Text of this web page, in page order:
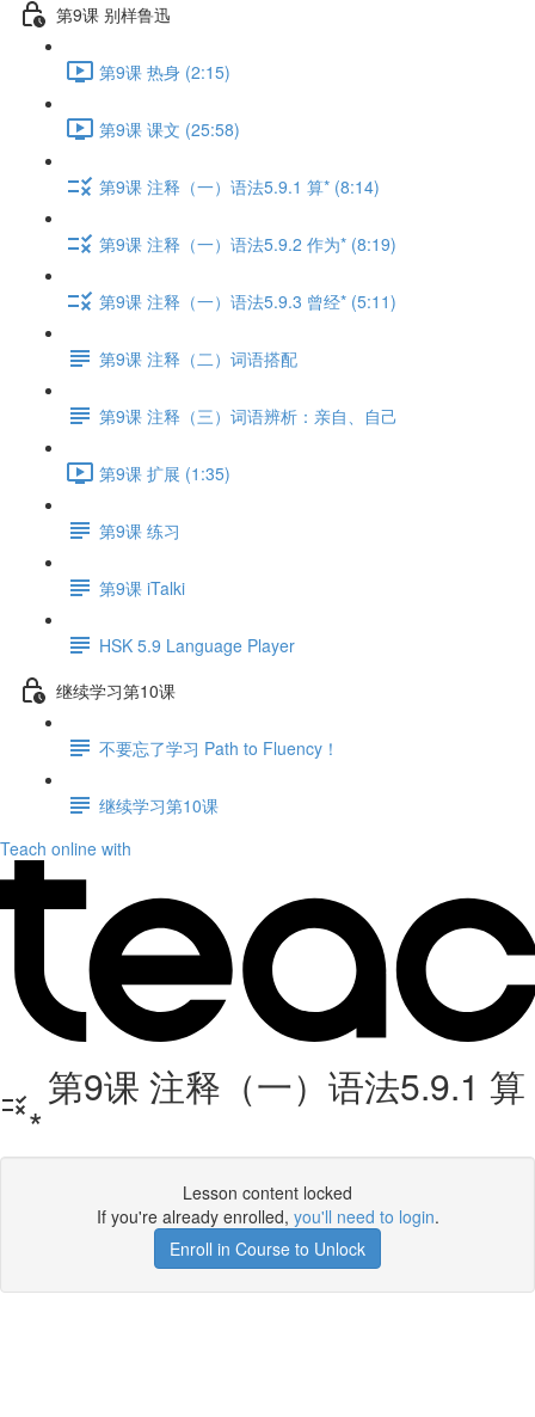
第9课 别样鲁迅
第9课 热身 (2:15)
第9课 课文 (25:58)
第9课 注释（一）语法5.9.1 算* (8:14)
第9课 注释（一）语法5.9.2 作为* (8:19)
第9课 注释（一）语法5.9.3 曾经* (5:11)
第9课 注释（二）词语搭配
第9课 注释（三）词语辨析：亲自、自己
第9课 扩展 (1:35)
第9课 练习
第9课 iTalki
HSK 5.9 Language Player
继续学习第10课
不要忘了学习 Path to Fluency！
继续学习第10课
Teach online with
第9课 注释（一）语法5.9.1 算
*
Lesson content locked
If you're already enrolled, you'll need to login.
Enroll in Course to Unlock